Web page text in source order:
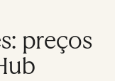
preços